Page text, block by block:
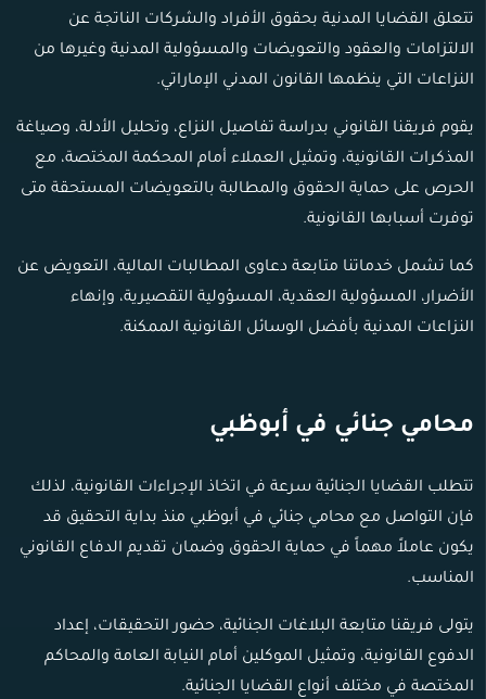
تتعلق القضايا المدنية بحقوق الأفراد والشركات الناتجة عن
الالتزامات والعقود والتعويضات والمسؤولية المدنية وغيرها من
النزاعات التي ينظمها القانون المدني الإماراتي.
يقوم فريقنا القانوني بدراسة تفاصيل النزاع، وتحليل الأدلة، وصياغة
المذكرات القانونية، وتمثيل العملاء أمام المحكمة المختصة، مع
الحرص على حماية الحقوق والمطالبة بالتعويضات المستحقة متى
توفرت أسبابها القانونية.
كما تشمل خدماتنا متابعة دعاوى المطالبات المالية، التعويض عن
الأضرار، المسؤولية العقدية، المسؤولية التقصيرية، وإنهاء
النزاعات المدنية بأفضل الوسائل القانونية الممكنة.
محامي جنائي في أبوظبي
تتطلب القضايا الجنائية سرعة في اتخاذ الإجراءات القانونية، لذلك
فإن التواصل مع محامي جنائي في أبوظبي منذ بداية التحقيق قد
يكون عاملاً مهماً في حماية الحقوق وضمان تقديم الدفاع القانوني
المناسب.
يتولى فريقنا متابعة البلاغات الجنائية، حضور التحقيقات، إعداد
الدفوع القانونية، وتمثيل الموكلين أمام النيابة العامة والمحاكم
المختصة في مختلف أنواع القضايا الجنائية.